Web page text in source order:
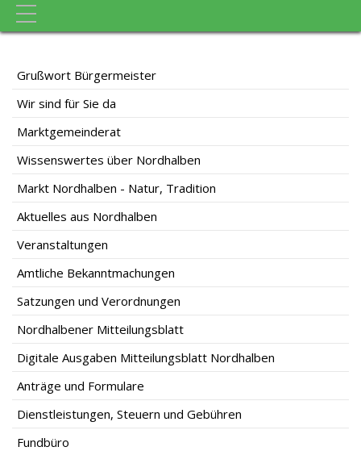
Toggle navigation
Grußwort Bürgermeister
Wir sind für Sie da
Marktgemeinderat
Wissenswertes über Nordhalben
Markt Nordhalben - Natur, Tradition
Aktuelles aus Nordhalben
Veranstaltungen
Amtliche Bekanntmachungen
Satzungen und Verordnungen
Nordhalbener Mitteilungsblatt
Digitale Ausgaben Mitteilungsblatt Nordhalben
Anträge und Formulare
Dienstleistungen, Steuern und Gebühren
Fundbüro